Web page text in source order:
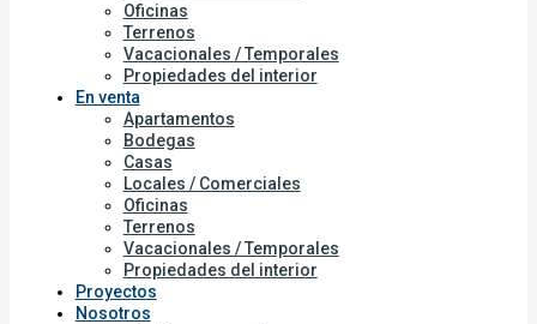
Oficinas
Terrenos
Vacacionales / Temporales
Propiedades del interior
En venta
Apartamentos
Bodegas
Casas
Locales / Comerciales
Oficinas
Terrenos
Vacacionales / Temporales
Propiedades del interior
Proyectos
Nosotros